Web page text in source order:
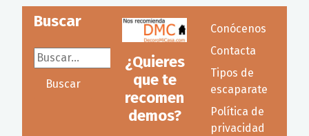
Buscar
Buscar...
Buscar
¿Quieres
que te
recomen
demos?
Conócenos
Contacta
Tipos de
escaparate
Política de
privacidad